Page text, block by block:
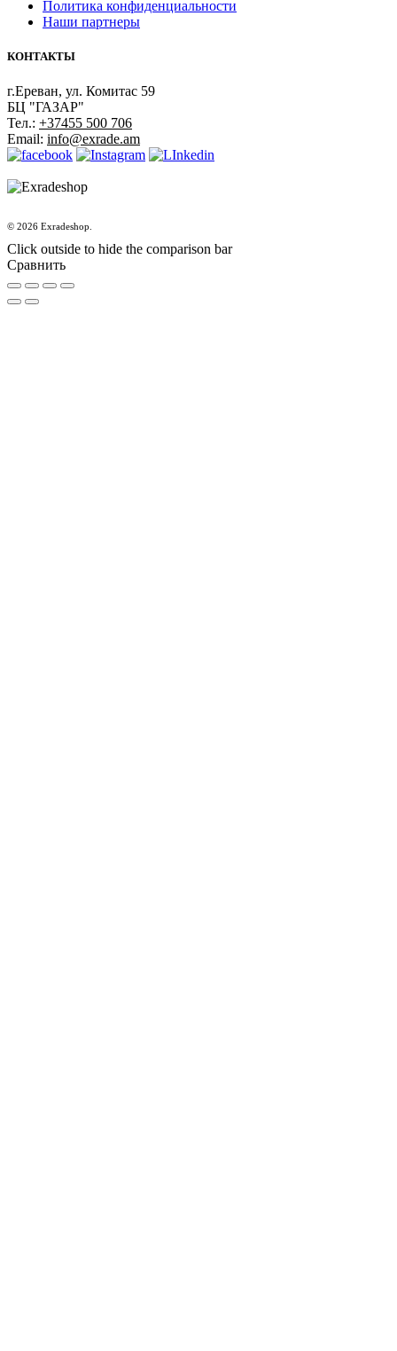
Политика конфиденциальности
Наши партнеры
КОНТАКТЫ
г.Ереван, ул. Комитас 59
БЦ "ГАЗАР"
Тел.: +37455 500 706
Email: info@exrade.am
© 2026 Exradeshop.
Click outside to hide the comparison bar
Сравнить